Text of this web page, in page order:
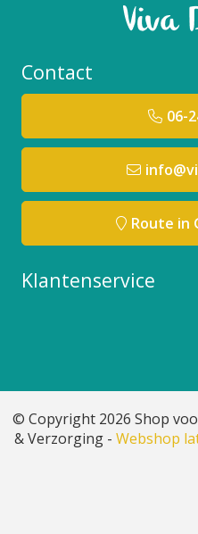
Contact
06-
Route in
Klantenservice
© Copyright 2026 Shop
& Verzorging - Webshop